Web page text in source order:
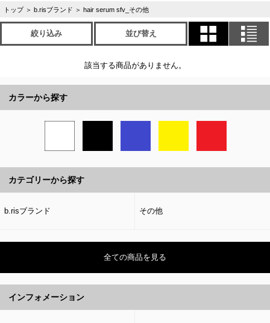
トップ ＞ b.risブランド ＞ hair serum sfv_その他
絞り込み 並び替え
該当する商品がありません。
カラーから探す
カテゴリーから探す
b.risブランド その他
全ての商品を見る
インフォメーション